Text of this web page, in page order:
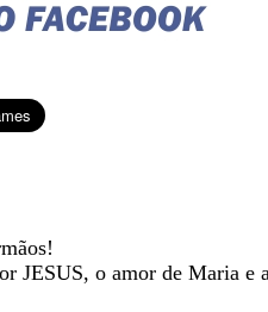
JESUS, o amor de Maria e